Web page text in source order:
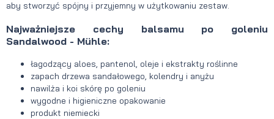
aby stworzyć spójny i przyjemny w użytkowaniu zestaw.
Najważniejsze cechy balsamu po goleniu
Sandalwood - Mühle:
łagodzący aloes, pantenol, oleje i ekstrakty roślinne
zapach drzewa sandałowego, kolendry i anyżu
nawilża i koi skórę po goleniu
wygodne i higieniczne opakowanie
produkt niemiecki